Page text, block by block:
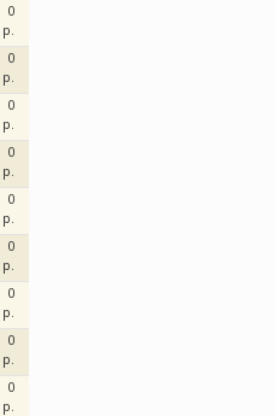
0
p.
0
p.
0
p.
0
p.
0
p.
0
p.
0
p.
0
p.
0
p.